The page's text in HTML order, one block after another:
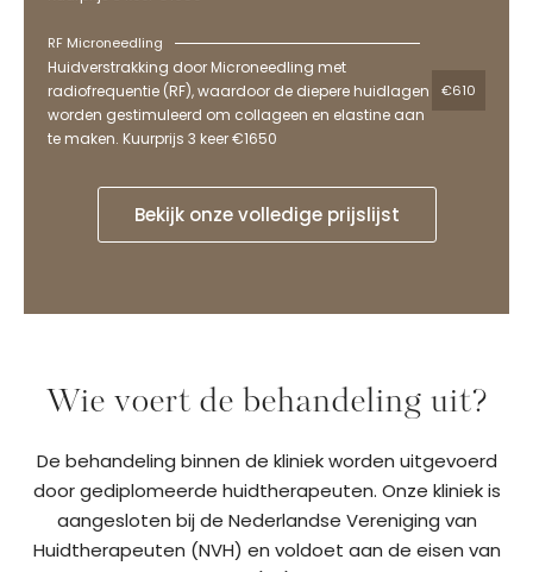
RF Microneedling
Huidverstrakking door Microneedling met
radiofrequentie (RF), waardoor de diepere huidlagen
worden gestimuleerd om collageen en elastine aan
te maken. Kuurprijs 3 keer €1650
€610
Bekijk onze volledige prijslijst
Wie voert de behandeling uit?
De behandeling binnen de kliniek worden uitgevoerd
door gediplomeerde huidtherapeuten. Onze kliniek is
aangesloten bij de Nederlandse Vereniging van
Huidtherapeuten (NVH) en voldoet aan de eisen van